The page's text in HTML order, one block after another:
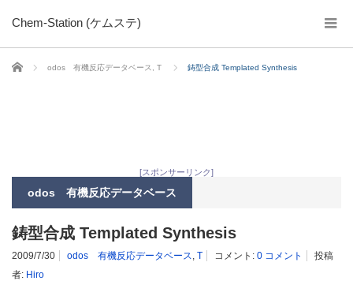
Chem-Station (ケムステ)
ホーム odos 有機反応データベース T 鋳型合成 Templated Synthesis
[スポンサーリンク]
odos 有機反応データベース
鋳型合成 Templated Synthesis
2009/7/30 odos 有機反応データベース, T コメント: 0 コメント
投稿
者: Hiro